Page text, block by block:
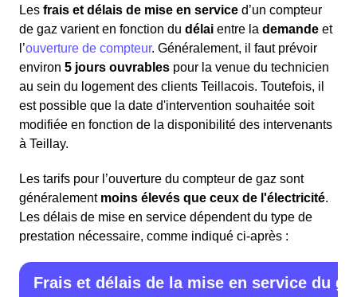
de raccordement dépend de la complexité des travaux
et de la duréenécessaire pour obtenir les autorisations
administratives locales, pouvant atteindre2 mois. Après
le raccordement, si l'installation intérieure est certifiée
conforme au gaz, les clients Teillacois peuvent
demander à un technicien de GRDF de mettre en
service le gaz en souscrivant un contrat avec le
fournisseur de son choix disponible à Teillay.
Le gestionnaire de réseau de gaz,GRDF, est
compteurs de gaz à Teillay, indépendamment
emménage dans un logement déjà occupé
précédemment. Cette démarche est nécessaire même si
le gaz n'a pas été coupé. Cetteprocédure obligatoire
implique lasouscriptiond'unabonnement de gazafin
de bénéficier de cette énergie.
Quand le gaz a été coupé, il faut suivre différentes
étapes :
Sélectionner un fournisseur de gaz
Contacter le fournisseur pour souscrire un contrat de
gaz et planifier le rendez-vous pour la mise en
service du gaz
Choisir une date pour la venue du technicien
Les frais et délais de mise en service d’un compteur
de gaz varient en fonction du délai entre la demande et
l’ouverture de compteur. Généralement, il faut prévoir
environ 5 jours ouvrables pour la venue du technicien
au sein du logement des clients Teillacois. Toutefois, il
est possible que la date d'intervention souhaitée soit
modifiée en fonction de la disponibilité des intervenants
à Teillay.
Les tarifs pour l’ouverture du compteur de gaz sont
généralement moins élevés que ceux de l'électricité.
Les délais de mise en service dépendent du type de
prestation nécessaire, comme indiqué ci-après :
Frais et délais de la mise en service du